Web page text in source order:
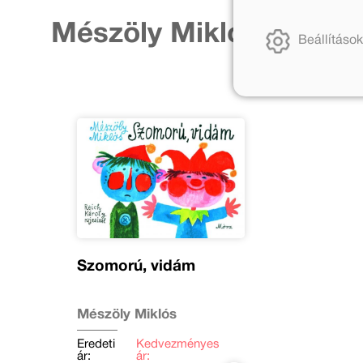
Mészöly Miklós
Szomorú, vidám
Mészöly Miklós
Eredeti
ár:
Kedvezményes
ár:
Beállítások